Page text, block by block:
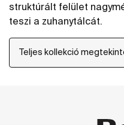
struktúrált felület
teszi a zuhanytálcát.
Teljes kollekció